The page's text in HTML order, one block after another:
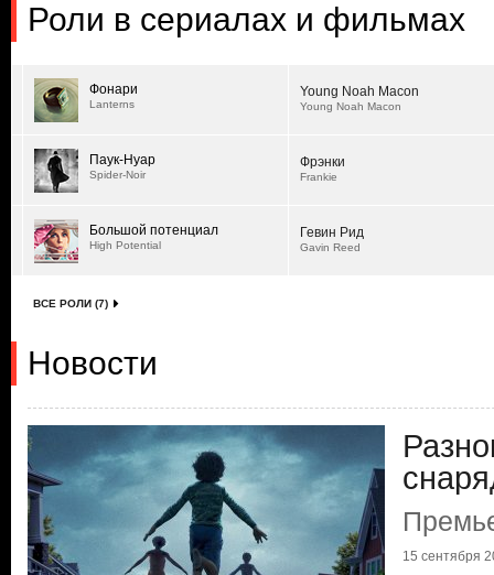
Роли в сериалах и фильмах
Фонари
Lanterns
Young Noah Macon
Young Noah Macon
Паук-Нуар
Spider-Noir
Фрэнки
Frankie
Большой потенциал
High Potential
Гевин Рид
Gavin Reed
ВСЕ РОЛИ (7)
Новости
15 сентября